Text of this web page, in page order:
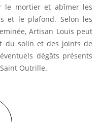
le mortier et abîmer les
et le plafond. Selon les
Artisan Louis peut
du solin et des joints de
dégâts présents
Outrille.